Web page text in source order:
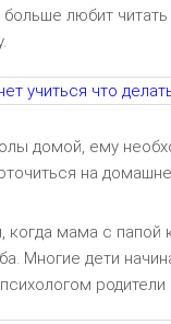
любит
домой, ему
на
мама с папой
Многие дети